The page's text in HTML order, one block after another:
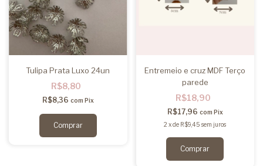
Tulipa Prata Luxo 24un
R$8,80
R$8,36 com Pix
Entremeio e cruz MDF Terço
parede
R$18,90
R$17,96 com Pix
2 xde R$9,45 sem juros